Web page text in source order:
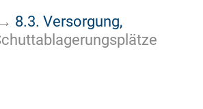
→ 8.3. Versorgung,